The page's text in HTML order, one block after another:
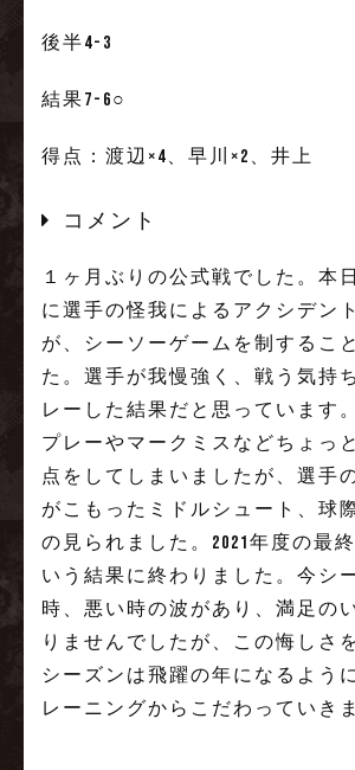
後半4-3
結果7-6○
得点：渡辺×4、早川×2、井上
コメント
１ヶ月ぶりの公式戦でした。本
に選手の怪我によるアクシデン
が、シーソーゲームを制するこ
た。選手が我慢強く、戦う気持
レーした結果だと思っています
プレーやマークミスなどちょっ
点をしてしまいましたが、選手
がこもったミドルシュート、球
の見られました。2021年度の最
いう結果に終わりました。今シ
時、悪い時の波があり、満足の
りませんでしたが、この悔しさ
シーズンは飛躍の年になるよう
レーニングからこだわっていき